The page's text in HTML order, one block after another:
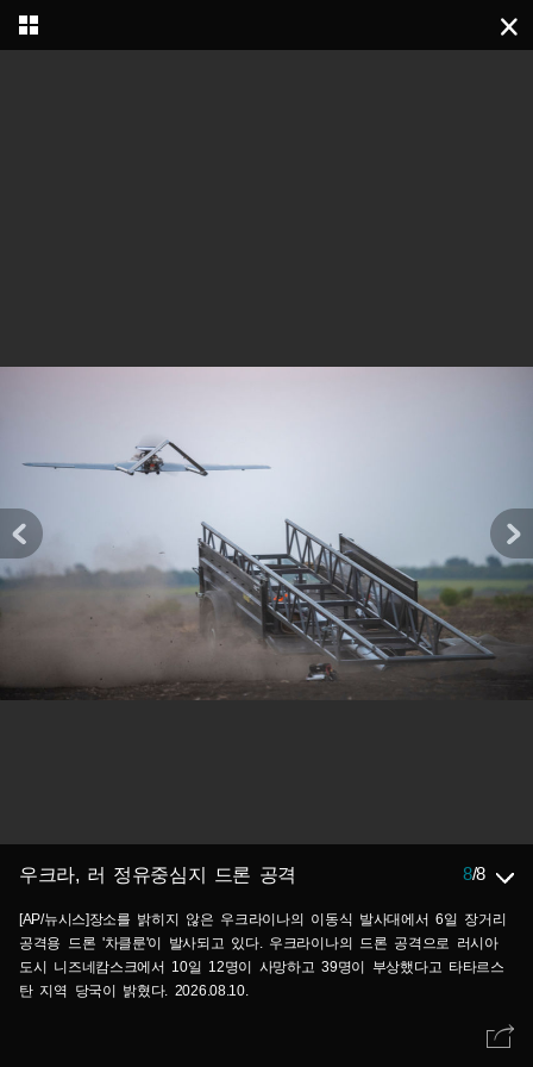
우크라, 러 정유중심지 드론 공격 8/8
[AP/뉴시스]장소를 밝히지 않은 우크라이나의 이동식 발사대에서 6일 장거리
공격용 드론 '차클룬'이 발사되고 있다. 우크라이나의 드론 공격으로 러시아
도시 니즈네캄스크에서 10일 12명이 사망하고 39명이 부상했다고 타타르스
탄 지역 당국이 밝혔다. 2026.08.10.